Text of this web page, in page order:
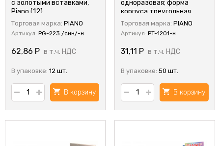
с золотыми вставками,
Piano (12)
Торговая марка: PIANO
Артикул: PG-223 /син/-н
62,86 Р в т.ч. НДС
В упаковке: 12 шт.
В корзину
одноразовая; форма
корпуса треугольная,
синий тонированный,
серый колпачок; цвет
чернил-синий
Торговая марка: PIANO
Артикул: PT-1201-н
31,11 Р в т.ч. НДС
В упаковке: 50 шт.
В корзину